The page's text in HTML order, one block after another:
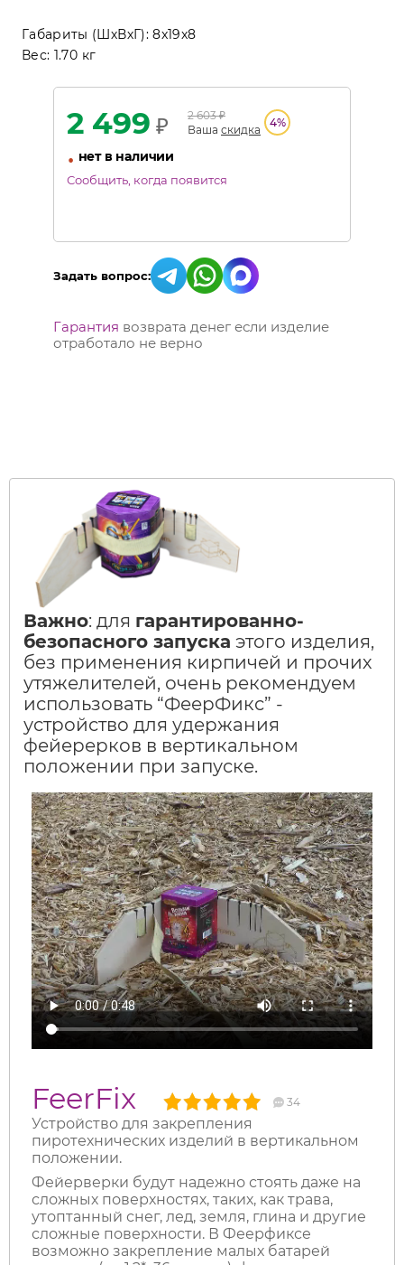
Габариты (ШхВхГ):8x19x8
Вес: 1.70 кг
2 499 ₽ 2 603₽
Ваша скидка
4%
• нет в наличии
Сообщить, когда появится
Задать вопрос:
Гарантия возврата денег если изделие
отработало не верно
Важно: для гарантированно-
безопасного запуска этого изделия,
без применения кирпичей и прочих
утяжелителей, очень рекомендуем
использовать “ФеерФикс” -
устройство для удержания
фейерерков в вертикальном
положении при запуске.
FeerFix 34
Устройство для закрепления
пиротехнических изделий в вертикальном
положении.
Фейерверки будут надежно стоять даже на
сложных поверхностях, таких, как трава,
утоптанный снег, лед, земля, глина и другие
сложные поверхности. В Феерфиксе
возможно закрепление малых батарей